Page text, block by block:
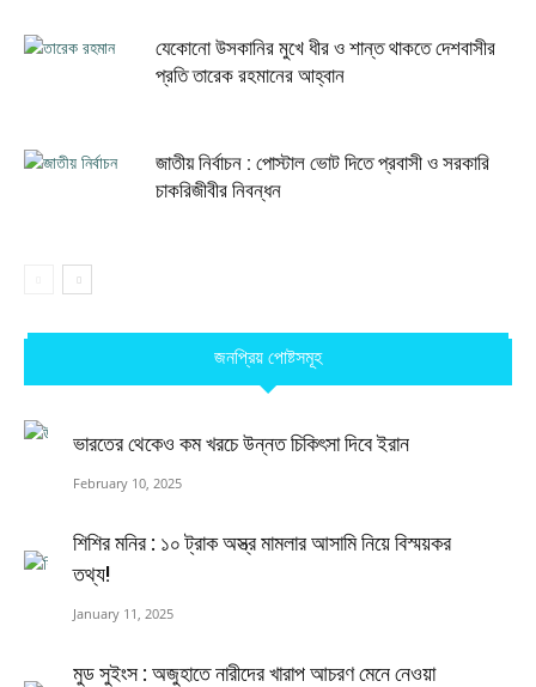
যেকোনো উসকানির মুখে ধীর ও শান্ত থাকতে দেশবাসীর
প্রতি তারেক রহমানের আহ্বান
জাতীয় নির্বাচন : পোস্টাল ভোট দিতে প্রবাসী ও সরকারি
চাকরিজীবীর নিবন্ধন
জনপ্রিয় পোষ্টসমূহ
ভারতের থেকেও কম খরচে উন্নত চিকিৎসা দিবে ইরান
February 10, 2025
শিশির মনির : ১০ ট্রাক অস্ত্র মামলার আসামি নিয়ে বিস্ময়কর
তথ্য!
January 11, 2025
মুড সুইংস : অজুহাতে নারীদের খারাপ আচরণ মেনে নেওয়া